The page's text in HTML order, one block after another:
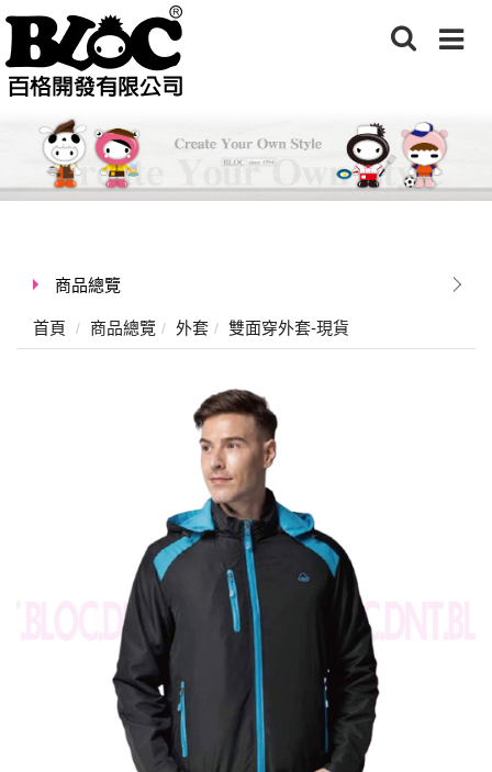
商品總覽
首頁 商品總覽 外套 雙面穿外套-現貨